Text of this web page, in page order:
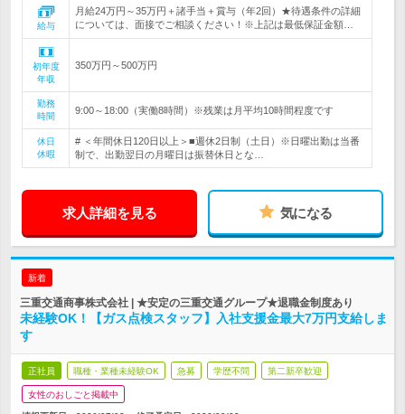
給与
月給24万円～35万円＋諸手当＋賞与（年2回）★待遇条件の詳細
については、面接でご相談ください！※上記は最低保証金額…
初年度
年収
350万円～500万円
勤務
時間
9:00～18:00（実働8時間）※残業は月平均10時間程度です
休日
休暇
# ＜年間休日120日以上＞■週休2日制（土日）※日曜出勤は当番
制で、出勤翌日の月曜日は振替休日とな…
求人詳細を見る 気になる
新着
三重交通商事株式会社 | ★安定の三重交通グループ★退職金制度あり
未経験OK！【ガス点検スタッフ】入社支援金最大7万円支給しま
す
正社員 職種・業種未経験OK 急募 学歴不問 第二新卒歓迎
女性のおしごと掲載中